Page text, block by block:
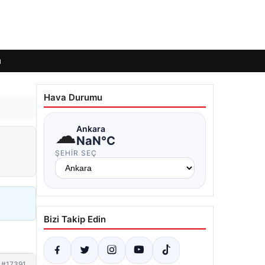
Hava Durumu
☁Ankara
NaN°C
ŞEHIR SEÇ
Bizi Takip Edin